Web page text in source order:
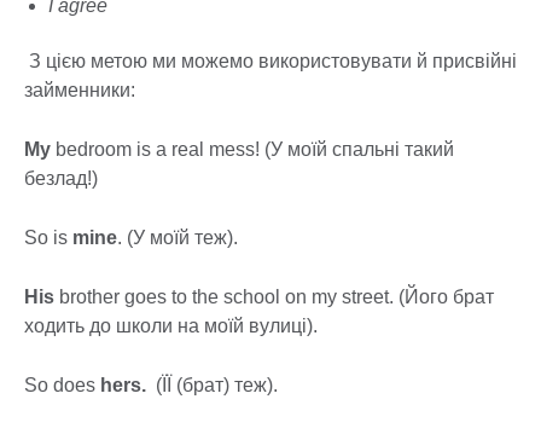
I agree
З цією метою ми можемо використовувати й присвійні
займенники:
My bedroom is a real mess! (У моїй спальні такий
безлад!)
So is mine. (У моїй теж).
His brother goes to the school on my street. (Його брат
ходить до школи на моїй вулиці).
So does hers. (ЇЇ (брат) теж).